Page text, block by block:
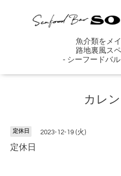
魚介類をメ
路地裏風ス
- シーフードバ
カレ
定休日 2023-12-19 (火)
定休日